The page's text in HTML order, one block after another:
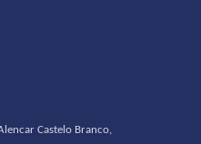
Castelo Branco,